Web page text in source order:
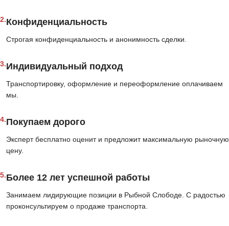
2.Конфиденциальность
Строгая конфиденциальность и анонимность сделки.
3.Индивидуальный подход
Транспортировку, оформление и переоформление оплачиваем
мы.
4.Покупаем дорого
Эксперт бесплатно оценит и предложит максимальную рыночную
цену.
5.Более 12 лет успешной работы
Занимаем лидирующие позиции в Рыбной Слободе. С радостью
проконсультируем о продаже транспорта.